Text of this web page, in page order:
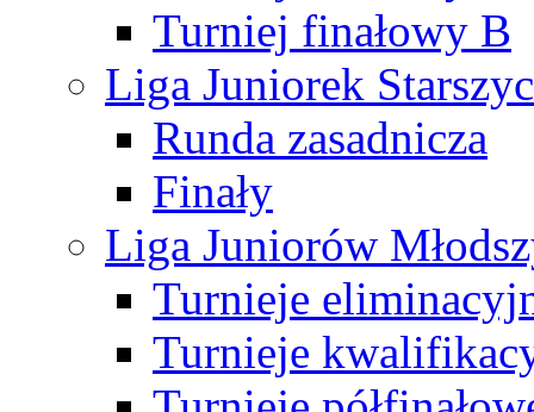
Turniej finałowy B
Liga Juniorek
Runda zasadnicza
Finały
Liga Juniorów
Turnieje
Turnieje